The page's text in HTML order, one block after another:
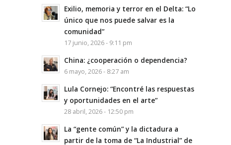
Exilio, memoria y terror en el Delta: “Lo
único que nos puede salvar es la
comunidad”
17 junio, 2026 - 9:11 pm
China: ¿cooperación o dependencia?
6 mayo, 2026 - 8:27 am
Lula Cornejo: “Encontré las respuestas
y oportunidades en el arte”
28 abril, 2026 - 12:50 pm
La “gente común” y la dictadura a
partir de la toma de “La Industrial” de